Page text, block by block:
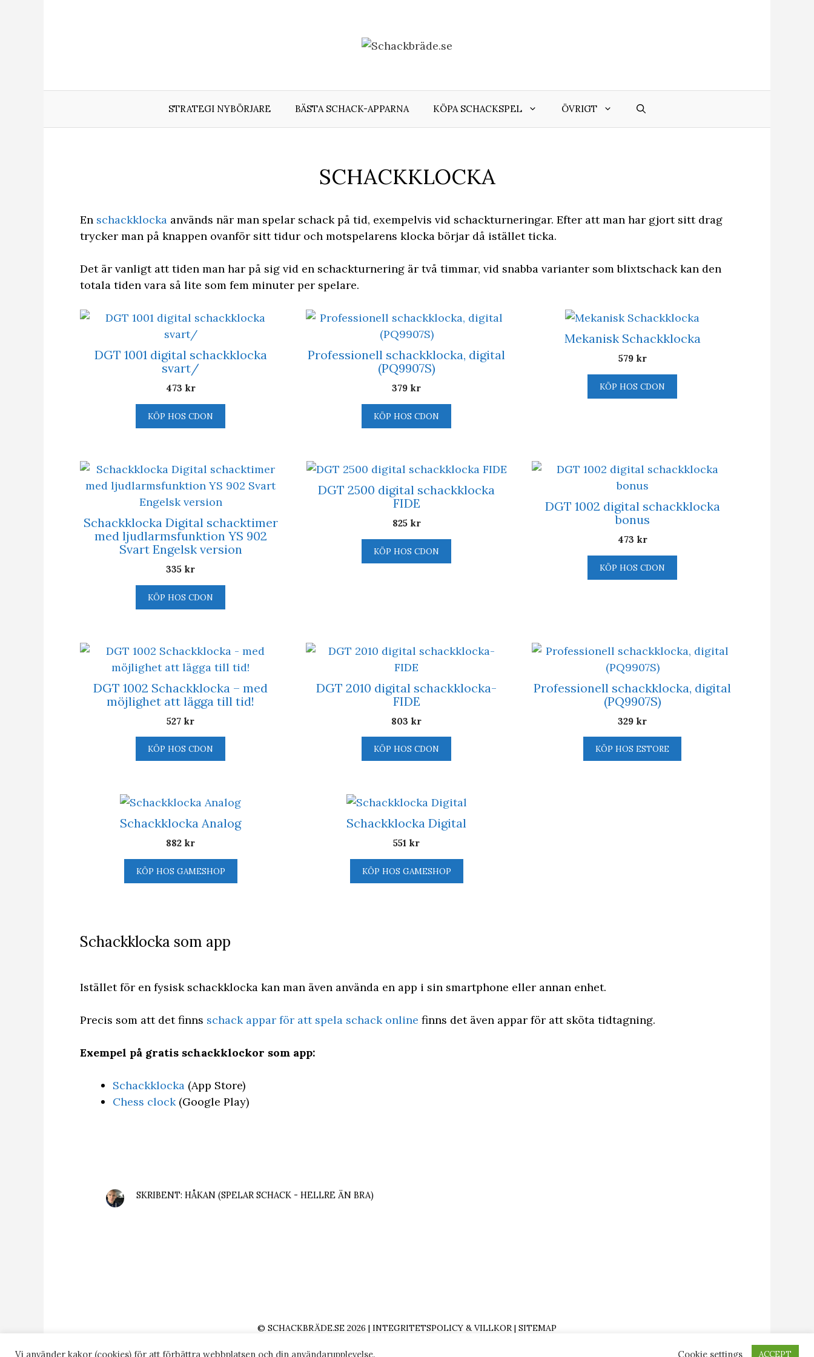
STRATEGI NYBÖRJARE BÄSTA SCHACK-APPARNA KÖPA SCHACKSPEL ÖVRIGT
SCHACKKLOCKA
En schackklocka används när man spelar schack på tid, exempelvis vid schackturneringar. Efter att man har gjort sitt drag
trycker man på knappen ovanför sitt tidur och motspelarens klocka börjar då istället ticka.
Det är vanligt att tiden man har på sig vid en schackturnering är två timmar, vid snabba varianter som blixtschack kan den
totala tiden vara så lite som fem minuter per spelare.
DGT 1001 digital schackklocka
svart/
473 kr
KÖP HOS CDON
Professionell schackklocka, digital
(PQ9907S)
379 kr
KÖP HOS CDON
Mekanisk Schackklocka
579 kr
KÖP HOS CDON
Schackklocka Digital schacktimer
med ljudlarmsfunktion YS 902
Svart Engelsk version
335 kr
KÖP HOS CDON
DGT 2500 digital schackklocka
FIDE
825 kr
KÖP HOS CDON
DGT 1002 digital schackklocka
bonus
473 kr
KÖP HOS CDON
DGT 1002 Schackklocka – med
möjlighet att lägga till tid!
527 kr
KÖP HOS CDON
DGT 2010 digital schackklocka-
FIDE
803 kr
KÖP HOS CDON
Professionell schackklocka, digital
(PQ9907S)
329 kr
KÖP HOS ESTORE
Schackklocka Analog
882 kr
KÖP HOS GAMESHOP
Schackklocka Digital
551 kr
KÖP HOS GAMESHOP
Schackklocka som app
Istället för en fysisk schackklocka kan man även använda en app i sin smartphone eller annan enhet.
Precis som att det finns schack appar för att spela schack online finns det även appar för att sköta tidtagning.
Exempel på gratis schackklockor som app:
Schackklocka (App Store)
Chess clock(Google Play)
SKRIBENT: HÅKAN (SPELAR SCHACK - HELLRE ÄN BRA)
© SCHACKBRÄDE.SE 2026 | INTEGRITETSPOLICY & VILLKOR | SITEMAP
Vi använder kakor (cookies) för att förbättra webbplatsen och din användarupplevelse. Cookie settings ACCEPT